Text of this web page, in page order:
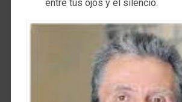
entre tus ojos y el silencio.